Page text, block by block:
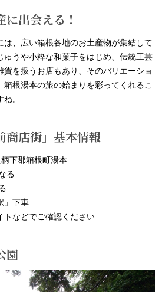
出会える！
は、広い箱根各地のお土産物が集結して
ゅうや小粋な和菓子をはじめ、伝統工芸
を扱うお店もあり、そのバリエーショ
箱根湯本の旅の始まりを彩ってくれるこ
。
店街」基本情報
下郡箱根町湯本
る
」下車
などでご確認ください
園